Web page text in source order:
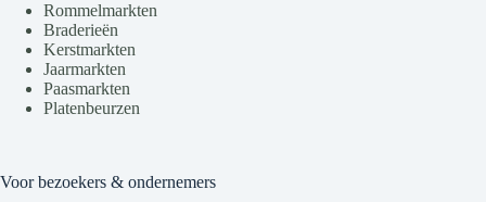
Rommelmarkten
Braderieën
Kerstmarkten
Jaarmarkten
Paasmarkten
Platenbeurzen
Voor bezoekers & ondernemers